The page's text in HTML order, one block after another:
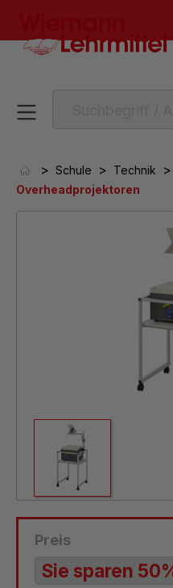
> Schule > Technik >
Overheadprojektoren
Preis
Sie sparen